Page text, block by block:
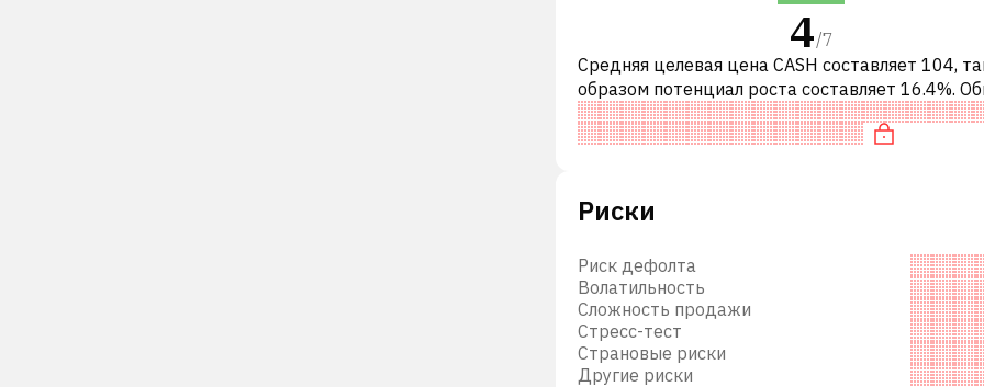
4/7
Средняя целевая цена CASH составляет 104,
образом потенциал роста составляет 16.4%.
это означает рекомендацию «ПОКУПАТЬ»
инвестиционных компаний или ре
Риски
Риск дефолта
Волатильность
Сложность продажи
Стресс-тест
Страновые риски
Другие риски